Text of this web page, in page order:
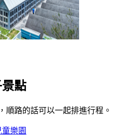
點
順路的話可以一起排進行程。
樂園